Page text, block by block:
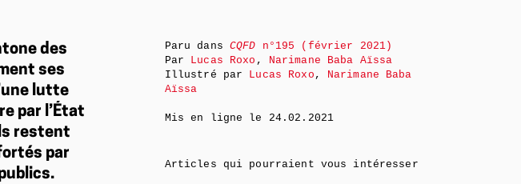
des
ses
lutte
par l’État
restent
par
Paru dans CQFD n°195 (février 2021)
Par Lucas Roxo , Narimane Baba Aïssa
Illustré par Lucas Roxo , Narimane Baba
Aïssa
Mis en ligne le 24.02.2021
Articles qui pourraient vous intéresser